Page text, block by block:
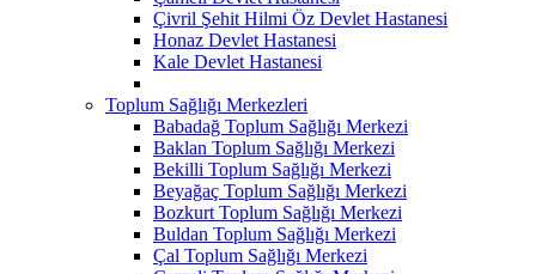
Çivril Şehit Hilmi Öz Devlet Hastanesi
Honaz Devlet Hastanesi
Kale Devlet Hastanesi
Toplum Sağlığı Merkezleri
Babadağ Toplum Sağlığı Merkezi
Baklan Toplum Sağlığı Merkezi
Bekilli Toplum Sağlığı Merkezi
Beyağaç Toplum Sağlığı Merkezi
Bozkurt Toplum Sağlığı Merkezi
Buldan Toplum Sağlığı Merkezi
Çal Toplum Sağlığı Merkezi